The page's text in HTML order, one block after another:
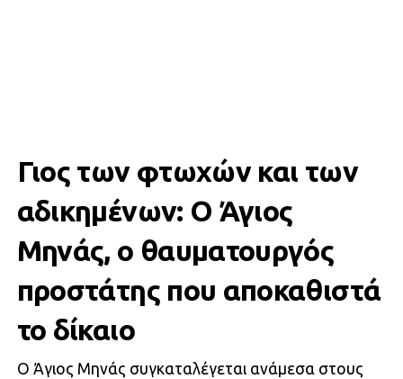
Γιος των φτωχών και των
αδικημένων: Ο Άγιος
Μηνάς, ο θαυματουργός
προστάτης που αποκαθιστά
το δίκαιο
Ο Άγιος Μηνάς συγκαταλέγεται ανάμεσα στους